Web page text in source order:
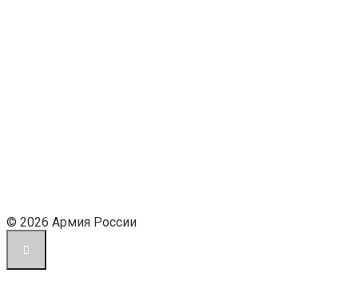
© 2026 Армия России